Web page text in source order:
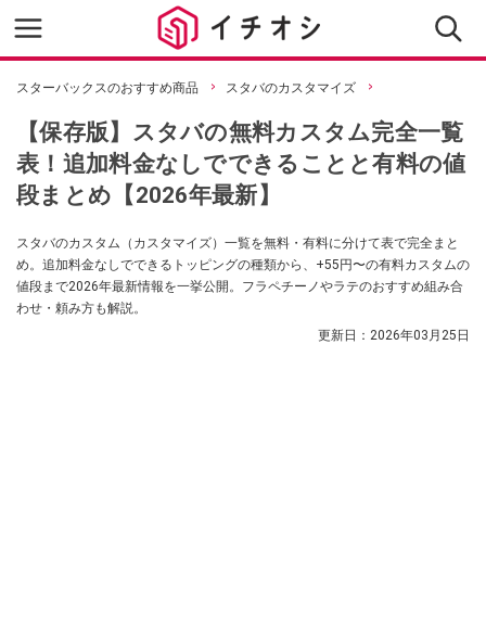
スターバックスのおすすめ商品 スタバのカスタマイズ
【保存版】スタバの無料カスタム完全一覧
表！追加料金なしでできることと有料の値
段まとめ【2026年最新】
スタバのカスタム（カスタマイズ）一覧を無料・有料に分けて表で完全まと
め。追加料金なしでできるトッピングの種類から、+55円〜の有料カスタムの
値段まで2026年最新情報を一挙公開。フラペチーノやラテのおすすめ組み合
わせ・頼み方も解説。
更新日： 2026年03月25日